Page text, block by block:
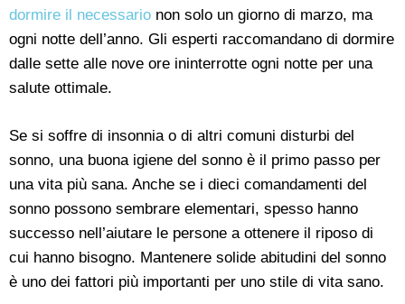
dormire il necessario non solo un giorno di marzo, ma
ogni notte dell’anno. Gli esperti raccomandano di dormire
dalle sette alle nove ore ininterrotte ogni notte per una
salute ottimale.
Se si soffre di insonnia o di altri comuni disturbi del
sonno, una buona igiene del sonno è il primo passo per
una vita più sana. Anche se i dieci comandamenti del
sonno possono sembrare elementari, spesso hanno
successo nell’aiutare le persone a ottenere il riposo di
cui hanno bisogno. Mantenere solide abitudini del sonno
è uno dei fattori più importanti per uno stile di vita sano.